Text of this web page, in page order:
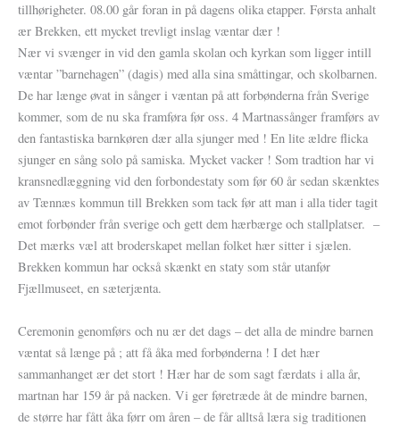
tillhørigheter. 08.00 går foran in på dagens olika etapper. Førsta anhalt
ær Brekken, ett mycket trevligt inslag væntar dær !
Nær vi svænger in vid den gamla skolan och kyrkan som ligger intill
væntar ”barnehagen” (dagis) med alla sina småttingar, och skolbarnen.
De har længe øvat in sånger i væntan på att forbønderna från Sverige
kommer, som de nu ska framføra før oss. 4 Martnassånger framførs av
den fantastiska barnkøren dær alla sjunger med ! En lite ældre flicka
sjunger en sång solo på samiska. Mycket vacker ! Som tradtion har vi
kransnedlæggning vid den forbondestaty som før 60 år sedan skænktes
av Tænnæs kommun till Brekken som tack før att man i alla tider tagit
emot forbønder från sverige och gett dem hærbærge och stallplatser. –
Det mærks væl att broderskapet mellan folket hær sitter i sjælen.
Brekken kommun har också skænkt en staty som står utanfør
Fjællmuseet, en sæterjænta.
Ceremonin genomførs och nu ær det dags – det alla de mindre barnen
væntat så længe på ; att få åka med forbønderna ! I det hær
sammanhanget ær det stort ! Hær har de som sagt færdats i alla år,
martnan har 159 år på nacken. Vi ger føretræde åt de mindre barnen,
de større har fått åka førr om åren – de får alltså læra sig traditionen